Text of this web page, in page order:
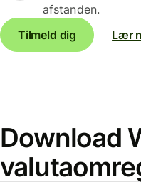
afstanden.
Tilmeld dig
Lær
Download